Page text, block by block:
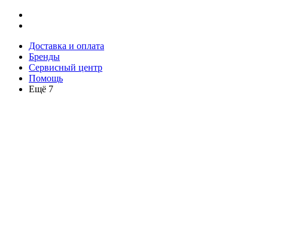
Доставка и оплата
Бренды
Сервисный центр
Помощь
Ещё 7